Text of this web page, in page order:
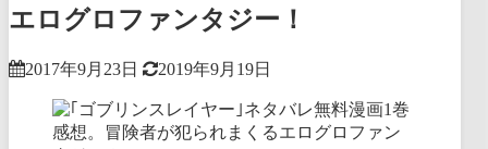
エログロファンタジー！
2017年9月23日 2019年9月19日